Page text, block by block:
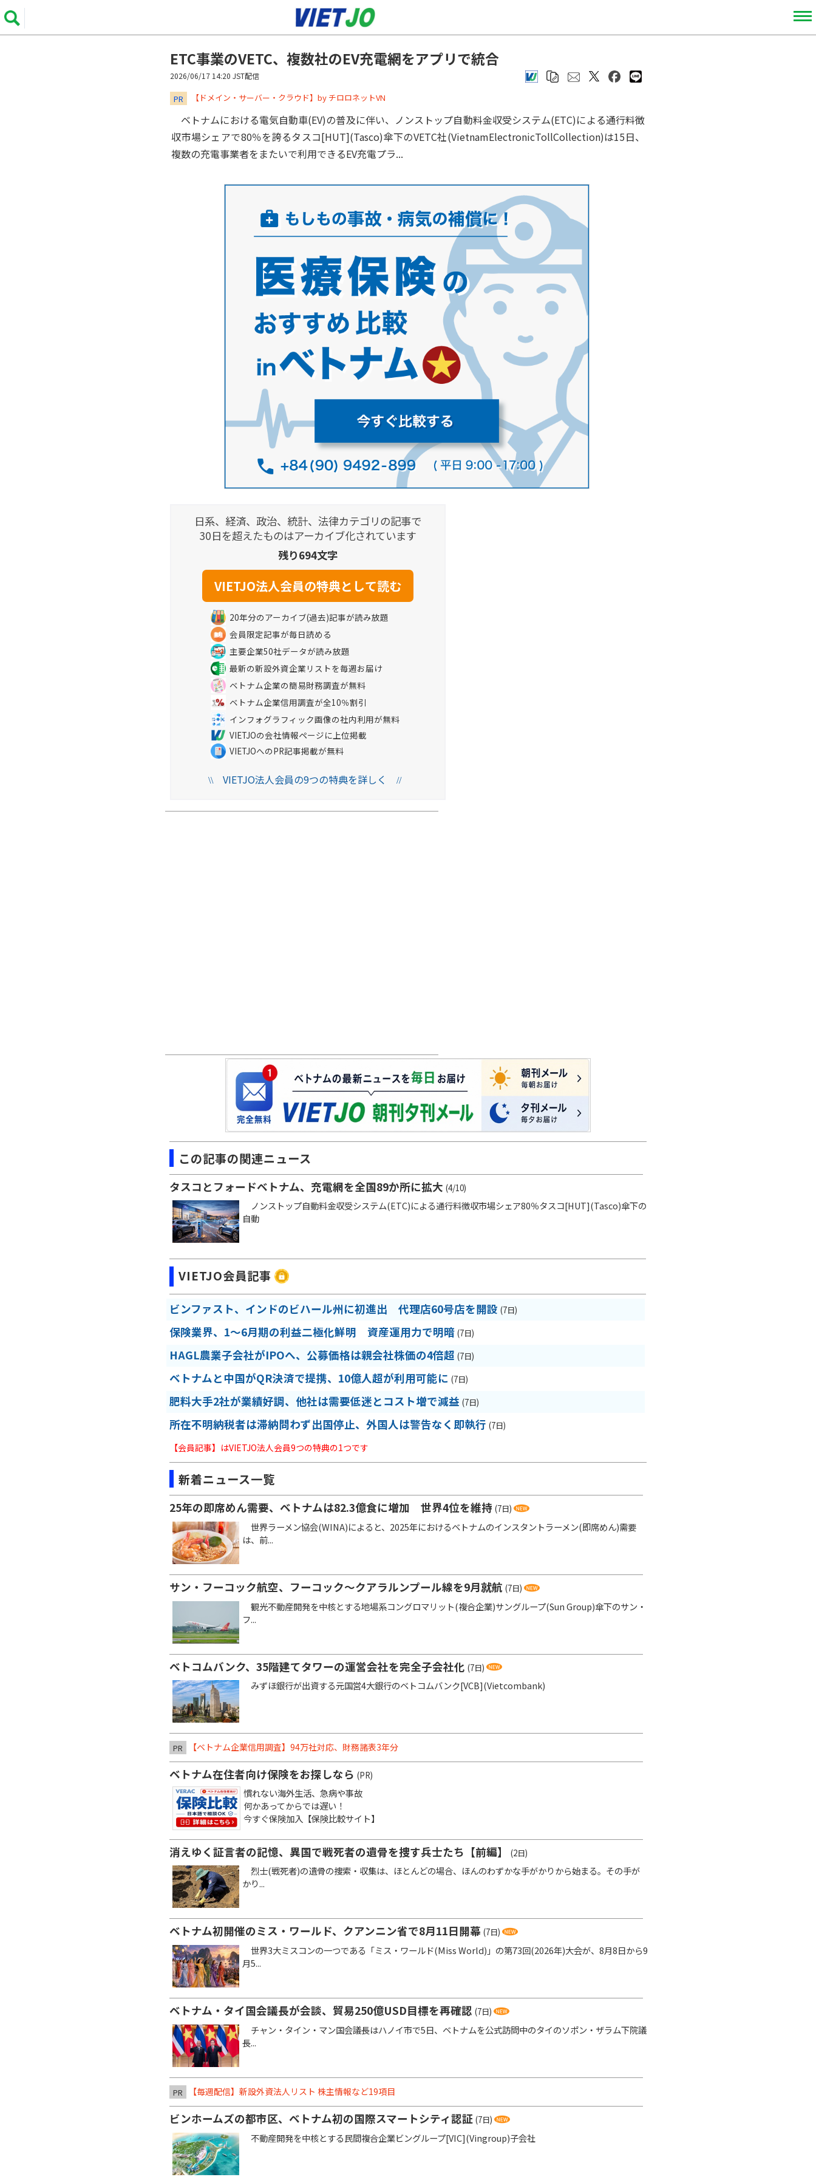
ETC事業のVETC、複数社のEV充電網をアプリで統合
2026/06/17 14:20 JST配信
PR ​​​​​​​【ドメイン・サーバー・クラウド】by チロロネットVN
ベトナムにおける電気自動車(EV)の普及に伴い、ノンストップ自動料金収受システム(ETC)による通行料徴
収市場シェアで80％を誇るタスコ[HUT](Tasco)傘下のVETC社(VietnamElectronicTollCollection)は15日、
複数の充電事業者をまたいで利用できるEV充電プラ...
日系、経済、政治、統計、法律カテゴリの記事で
30日を超えたものはアーカイブ化されています
残り694文字
20年分のアーカイブ(過去)記事が読み放題
会員限定記事が毎日読める
主要企業50社データが読み放題
最新の新設外資企業リストを毎週お届け
ベトナム企業の簡易財務調査が無料
ベトナム企業信用調査が全10％割引
インフォグラフィック画像の社内利用が無料
VIETJOの会社情報ページに上位掲載
VIETJOへのPR記事掲載が無料
\\VIETJO法人会員の9つの特典を詳しく //
この記事の関連ニュース
タスコとフォードベトナム、充電網を全国89か所に拡大 (4/10)
ノンストップ自動料金収受システム(ETC)による通行料徴収市場シェア80％タスコ[HUT](Tasco)傘下の
自動
VIETJO会員記事
ビンファスト、インドのビハール州に初進出 代理店60号店を開設 (7日)
保険業界、1～6月期の利益二極化鮮明 資産運用力で明暗 (7日)
HAGL農業子会社がIPOへ、公募価格は親会社株価の4倍超 (7日)
ベトナムと中国がQR決済で提携、10億人超が利用可能に (7日)
肥料大手2社が業績好調、他社は需要低迷とコスト増で減益 (7日)
所在不明納税者は滞納問わず出国停止、外国人は警告なく即執行 (7日)
【会員記事】はVIETJO法人会員9つの特典の1つです
新着ニュース一覧
25年の即席めん需要、ベトナムは82.3億食に増加 世界4位を維持 (7日)
世界ラーメン協会(WINA)によると、2025年におけるベトナムのインスタントラーメン(即席めん)需要
は、前...
サン・フーコック航空、フーコック～クアラルンプール線を9月就航 (7日)
観光不動産開発を中核とする地場系コングロマリット(複合企業)サングループ(Sun Group)傘下のサン・
フ...
ベトコムバンク、35階建てタワーの運営会社を完全子会社化 (7日)
みずほ銀行が出資する元国営4大銀行のベトコムバンク[VCB](Vietcombank)
PR 【ベトナム企業信用調査】94万社対応、財務諸表3年分
ベトナム在住者向け保険をお探しなら (PR)
慣れない海外生活、急病や事故
何かあってからでは遅い！
今すぐ保険加入【保険比較サイト】
消えゆく証言者の記憶、異国で戦死者の遺骨を捜す兵士たち【前編】 (2日)
烈士(戦死者)の遺骨の捜索・収集は、ほとんどの場合、ほんのわずかな手がかりから始まる。その手が
かり...
ベトナム初開催のミス・ワールド、クアンニン省で8月11日開幕 (7日)
世界3大ミスコンの一つである「ミス・ワールド(Miss World)」の第73回(2026年)大会が、8月8日から9
月5...
ベトナム・タイ国会議長が会談、貿易250億USD目標を再確認 (7日)
チャン・タイン・マン国会議長はハノイ市で5日、ベトナムを公式訪問中のタイのソポン・ザラム下院議
長...
PR 【毎週配信】新設外資法人リスト 株主情報など19項目
ビンホームズの都市区、ベトナム初の国際スマートシティ認証 (7日)
不動産開発を中核とする民間複合企業ビングループ[VIC](Vingroup)子会社